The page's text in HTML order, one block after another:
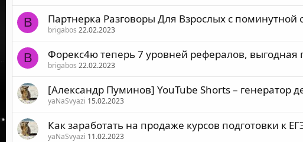
B Партнерка Разговоры Для Взрослых с поминутной
brigabos 22.02.2023
B Форекс4ю теперь 7 уровней рефералов, выгодная
brigabos 22.02.2023
[Александр Пуминов] YouTube Shorts – генератор
yaNaSvyazi 15.02.2023
Как заработать на продаже курсов подготовки к
yaNaSvyazi 11.02.2023